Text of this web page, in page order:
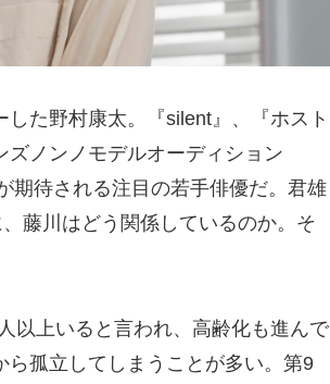
た野村康太。『silent』、『ホスト
ノンノモデルオーディション
期待される注目の若手俳優だ。君雄
藤川はどう関係しているのか。そ
以上いると言われ、高齢化も進んで
孤立してしまうことが多い。第9